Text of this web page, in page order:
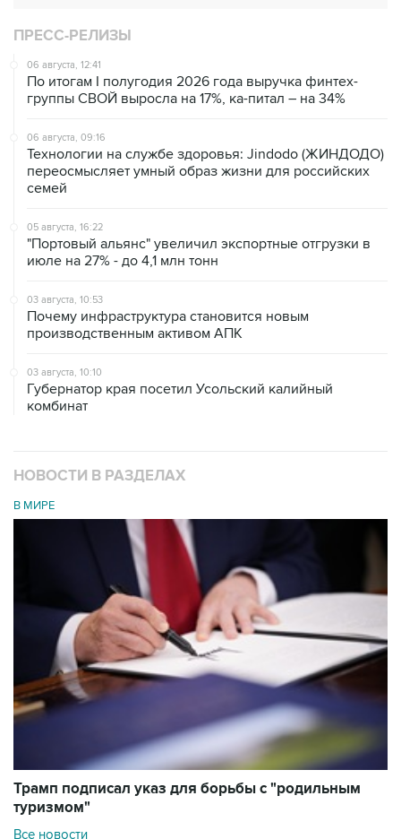
ПРЕСС-РЕЛИЗЫ
06 августа, 12:41
По итогам I полугодия 2026 года выручка финтех-
группы СВОЙ выросла на 17%, ка-питал – на 34%
06 августа, 09:16
Технологии на службе здоровья: Jindodo (ЖИНДОДО)
переосмысляет умный образ жизни для российских
семей
05 августа, 16:22
"Портовый альянс" увеличил экспортные отгрузки в
июле на 27% - до 4,1 млн тонн
03 августа, 10:53
Почему инфраструктура становится новым
производственным активом АПК
03 августа, 10:10
Губернатор края посетил Усольский калийный
комбинат
НОВОСТИ В РАЗДЕЛАХ
В МИРЕ
Трамп подписал указ для борьбы с "родильным
туризмом"
Все новости